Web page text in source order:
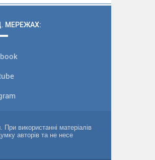
МЕРЕЖАХ:
використанні матеріалів
авторів та не несе